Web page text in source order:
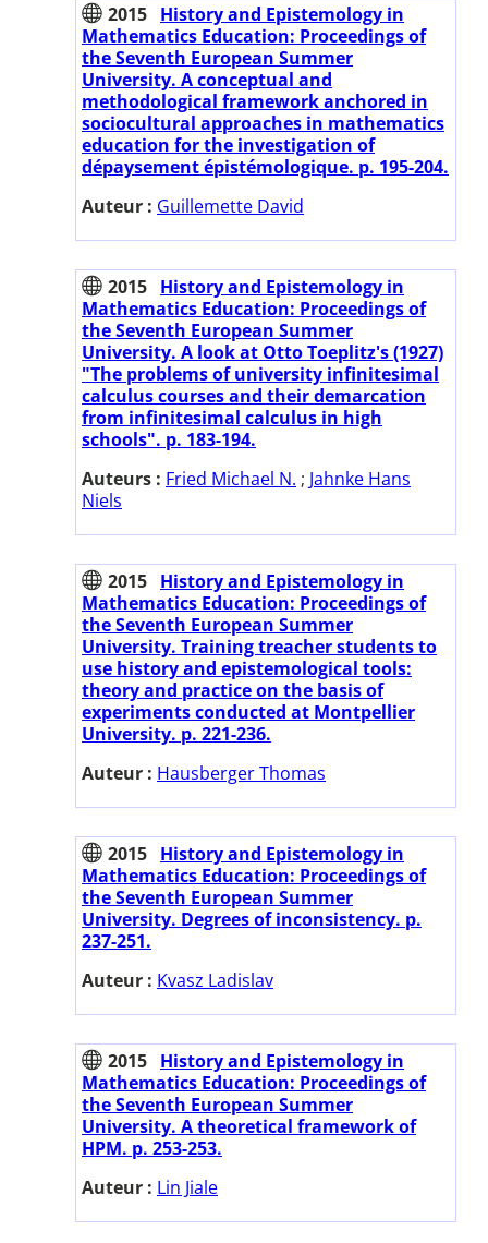
2015 History and Epistemology in
Mathematics Education: Proceedings of
the Seventh European Summer
University. A conceptual and
methodological framework anchored in
sociocultural approaches in mathematics
education for the investigation of
dépaysement épistémologique. p. 195-204.
Auteur : Guillemette David
2015 History and Epistemology in
Mathematics Education: Proceedings of
the Seventh European Summer
University. A look at Otto Toeplitz's (1927)
"The problems of university infinitesimal
calculus courses and their demarcation
from infinitesimal calculus in high
schools". p. 183-194.
Auteurs : Fried Michael N. ; Jahnke Hans
Niels
2015 History and Epistemology in
Mathematics Education: Proceedings of
the Seventh European Summer
University. Training treacher students to
use history and epistemological tools:
theory and practice on the basis of
experiments conducted at Montpellier
University. p. 221-236.
Auteur : Hausberger Thomas
2015 History and Epistemology in
Mathematics Education: Proceedings of
the Seventh European Summer
University. Degrees of inconsistency. p.
237-251.
Auteur : Kvasz Ladislav
2015 History and Epistemology in
Mathematics Education: Proceedings of
the Seventh European Summer
University. A theoretical framework of
HPM. p. 253-253.
Auteur : Lin Jiale